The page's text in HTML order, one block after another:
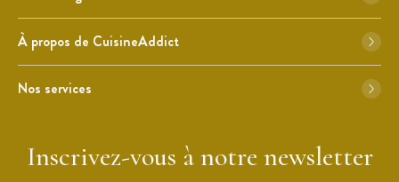
À propos de CuisineAddict
Nos services
Inscrivez-vous à notre newsletter